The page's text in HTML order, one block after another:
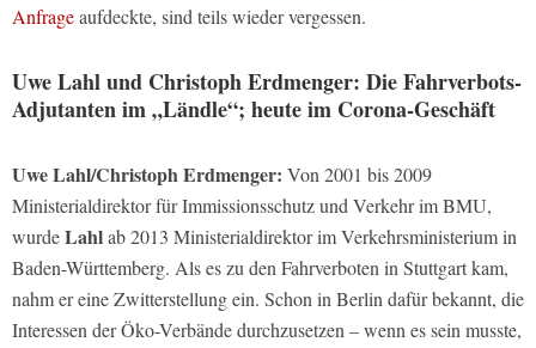
Anfrageaufdeckte, sind teils wieder vergessen.
Uwe Lahl und Christoph Erdmenger: Die Fahrverbots-
Adjutanten im „Ländle“; heute im Corona-Geschäft
Uwe Lahl/Christoph Erdmenger: Von 2001 bis 2009
Ministerialdirektor für Immissionsschutz und Verkehr im BMU,
wurdeLahlab 2013 Ministerialdirektor im Verkehrsministerium in
Baden-Württemberg. Als es zu den Fahrverboten in Stuttgart kam,
nahm er eine Zwitterstellung ein. Schon in Berlin dafür bekannt, die
Interessen der Öko-Verbände durchzusetzen – wenn es sein musste,